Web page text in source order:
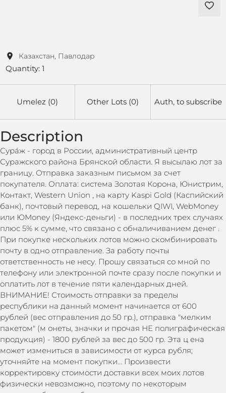
Казахстан, Павлодар
Quantity: 1
Umelez (0) Other Lots (0) Auth, to subscribe
Description
Сура́ж - город в России, административный центр
Суражского района Брянской области. Я высылаю лот за
границу. Отправка заказным письмом за счет
покупателя. Оплата: система Золотая Корона, Юнистрим,
Контакт, Western Union , на карту Kaspi Gold (Каспийский
банк), почтовый перевод, на кошельки QIWI, WebMoney
или ЮMoney (Яндекс-деньги) - в последних трех случаях
плюс 5% к сумме, что связано с обналичиванием денег .
При покупке нескольких лотов можно скомбинировать
почту в одно отправление. За работу почты
ответственность не несу. Прошу связаться со мной по
телефону или электронной почте сразу после покупки и
оплатить лот в течение пяти календарных дней.
ВНИМАНИЕ! Стоимость отправки за пределы
республики на данный момент начинается от 600
рублей (вес отправления до 50 гр.), отправка "мелким
пакетом" (м онеты, значки и прочая НЕ полиграфическая
продукция) - 1800 рублей за вес до 500 гр. Эта ц ена
может измениться в зависимости от курса рубля;
уточняйте на момент покупки... Произвести
корректировку стоимости доставки всех моих лотов
физически невозможно, поэтому по некоторым